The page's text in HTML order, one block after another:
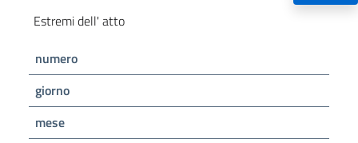
Estremi dell' atto
numero
giorno
mese